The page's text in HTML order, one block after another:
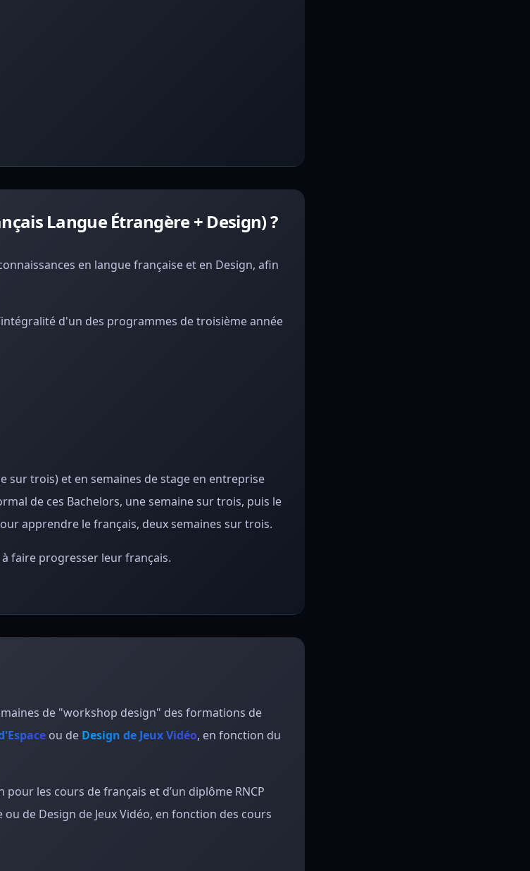
Langue Étrangère + Design) ?
en langue française et en Design, afin
d'un des programmes de troisième année
sur trois) et en semaines de stage en entreprise
de ces Bachelors, une semaine sur trois, puis le
apprendre le français, deux semaines sur trois.
faire progresser leur français.
de "workshop design" des formations de
ou de Design de Jeux Vidéo, en fonction du
les cours de français et d’un diplôme RNCP
de Design de Jeux Vidéo, en fonction des cours